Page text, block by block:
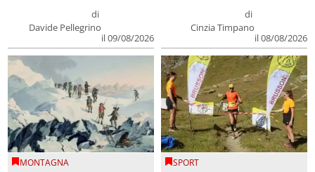
di
Davide Pellegrino
il 09/08/2026
di
Cinzia Timpano
il 08/08/2026
MONTAGNA SPORT